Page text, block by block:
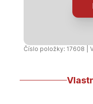
Číslo položky: 17608 |